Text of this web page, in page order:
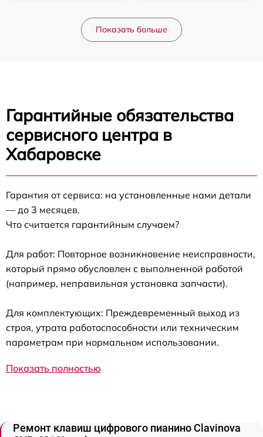
Показать больше
Гарантийные обязательства
сервисного центра в
Хабаровске
Гарантия от сервиса: на установленные нами детали
— до 3 месяцев.
Что считается гарантийным случаем?
Для работ: Повторное возникновение неисправности,
который прямо обусловлен с выполненной работой
(например, неправильная установка запчасти).
Для комплектующих: Преждевременный выход из
строя, утрата работоспособности или техническим
параметрам при нормальном использовании.
Показать полностью
Ремонт клавиш цифрового пианино Clavinova